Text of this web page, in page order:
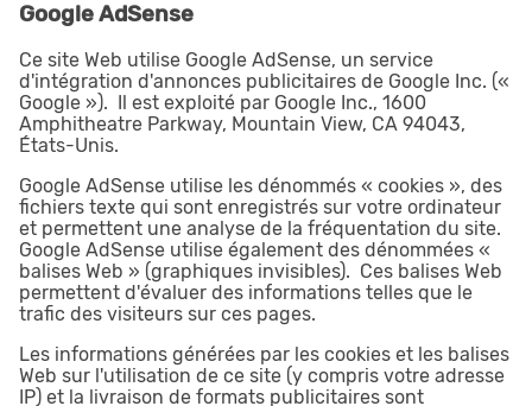
Google AdSense
Ce site Web utilise Google AdSense, un service
d'intégration d'annonces publicitaires de Google Inc. («
Google »). Il est exploité par Google Inc., 1600
Amphitheatre Parkway, Mountain View, CA 94043,
États-Unis.
Google AdSense utilise les dénommés « cookies », des
fichiers texte qui sont enregistrés sur votre ordinateur
et permettent une analyse de la fréquentation du site.
Google AdSense utilise également des dénommées «
balises Web » (graphiques invisibles). Ces balises Web
permettent d'évaluer des informations telles que le
trafic des visiteurs sur ces pages.
Les informations générées par les cookies et les balises
Web sur l'utilisation de ce site (y compris votre adresse
IP) et la livraison de formats publicitaires sont